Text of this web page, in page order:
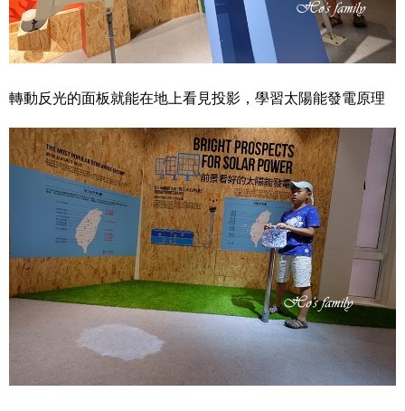
轉動反光的面板就能在地上看見投影，學習太陽能發電原理